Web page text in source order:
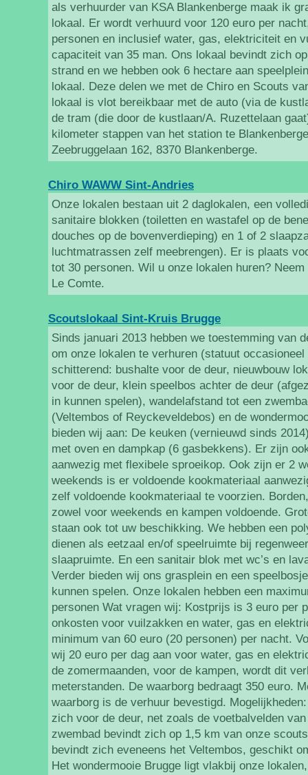
als verhuurder van KSA Blankenberge maak ik
lokaal. Er wordt verhuurd voor 120 euro per
personen en inclusief water, gas, elektriciteit en
capaciteit van 35 man. Ons lokaal bevindt zich
strand en we hebben ook 6 hectare aan
lokaal. Deze delen we met de Chiro en Scouts
lokaal is vlot bereikbaar met de auto (via de
de tram (die door de kustlaan/A. Ruzettelaan
kilometer stappen van het station te
Zeebruggelaan 162, 8370 Blankenberge.
Chiro WAWW Sint-Andries
Onze lokalen bestaan uit 2 daglokalen, een
sanitaire blokken (toiletten en wastafel op de
douches op de bovenverdieping) en 1 of 2
luchtmatrassen zelf meebrengen). Er is plaats
tot 30 personen. Wil u onze lokalen huren?
Le Comte.
Scoutslokaal Sint-Kruis Brugge
Sinds januari 2013 hebben we toestemming van
om onze lokalen te verhuren (statuut
schitterend: bushalte voor de deur, nieuwbouw
voor de deur, klein speelbos achter de deur
in kunnen spelen), wandelafstand tot een
(Veltembos of Reyckeveldebos) en de
bieden wij aan: De keuken (vernieuwd sinds
met oven en dampkap (6 gasbekkens). Er zijn
aanwezig met flexibele sproeikop. Ook zijn er 2
weekends is er voldoende kookmateriaal
zelf voldoende kookmateriaal te voorzien.
zowel voor weekends en kampen voldoende.
staan ook tot uw beschikking. We hebben een
dienen als eetzaal en/of speelruimte bij
slaapruimte. En een sanitair blok met wc’s en
Verder bieden wij ons grasplein en een
kunnen spelen. Onze lokalen hebben een
personen Wat vragen wij: Kostprijs is 3 euro per
onkosten voor vuilzakken en water, gas en
minimum van 60 euro (20 personen) per nacht.
wij 20 euro per dag aan voor water, gas en
de zomermaanden, voor de kampen, wordt dit
meterstanden. De waarborg bedraagt 350 euro.
waarborg is de verhuur bevestigd.
zich voor de deur, net zoals de voetbalvelden
zwembad bevindt zich op 1,5 km van onze
bevindt zich eveneens het Veltembos, geschikt
Het wondermooie Brugge ligt vlakbij onze